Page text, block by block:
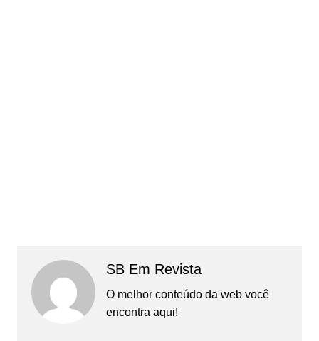
SB Em Revista
O melhor conteúdo da web você
encontra aqui!